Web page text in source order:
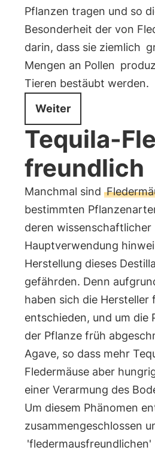
Pflanzen tragen und so
Besonderheit der von
darin, dass sie ziemlich
Mengen an Pollen
Tieren bestäubt werden.
Weiter
Tequila-
freundlich
Manchmal sind
bestimmten
deren wissenschaftlicher
Hauptverwendung
Herstellung dieses
gefährden. Denn
haben sich die Hersteller
entschieden, und um die
der Pflanze früh
Agave, so dass mehr
Fledermäuse aber
einer Verarmung des
Um diesem Phänomen
zusammengeschlossen
'fledermausfreundlichen'